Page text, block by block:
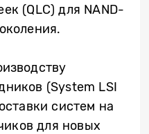
(QLC) для NAND-
(System LSI
систем на
для новых